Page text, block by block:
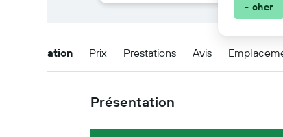
Présentation Prix Prestations Avis
Présentation
- cher